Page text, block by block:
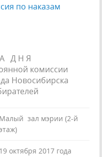
по наказам
А Д Н Я
комиссии
Новосибирска
Малый зал мэрии (2-й
19 октября 2017 года